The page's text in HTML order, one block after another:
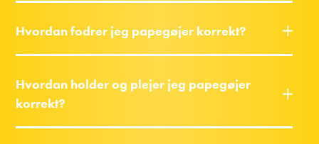
Hvordan fodrer jeg papegøjer korrekt?
Hvordan holder og plejer jeg papegøjer
korrekt?